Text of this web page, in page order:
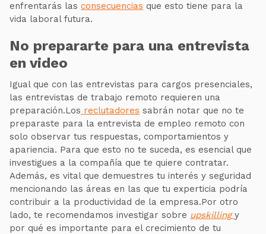
enfrentarás las consecuencias que esto tiene para la
vida laboral futura.
No prepararte para una entrevista
en video
Igual que con las entrevistas para cargos presenciales,
las entrevistas de trabajo remoto requieren una
preparación.Los reclutadores sabrán notar que no te
preparaste para la entrevista de empleo remoto con
solo observar tus respuestas, comportamientos y
apariencia. Para que esto no te suceda, es esencial que
investigues a la compañía que te quiere contratar.
Además, es vital que demuestres tu interés y seguridad
mencionando las áreas en las que tu experticia podría
contribuir a la productividad de la empresa.Por otro
lado, te recomendamos investigar sobre upskilling y
por qué es importante para el crecimiento de tu